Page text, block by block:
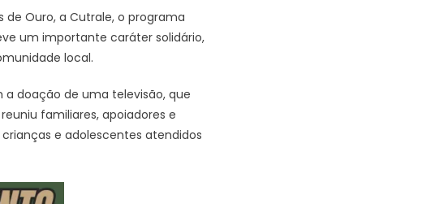
Ouro, a Cutrale, o programa
um importante caráter solidário,
local.
doação de uma televisão, que
familiares, apoiadores e
e adolescentes atendidos